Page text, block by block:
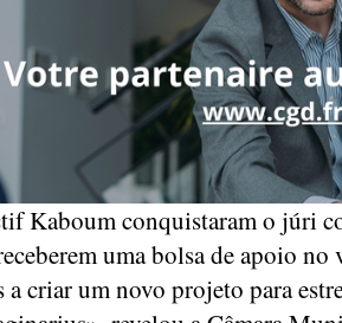
Kaboum conquistaram o júri
uma bolsa de apoio
a criar um novo projeto para